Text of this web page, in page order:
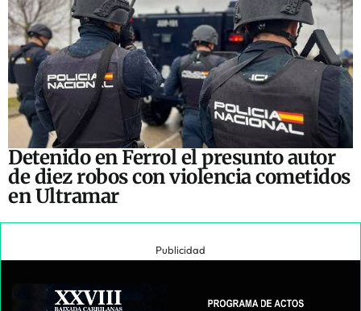
Detenido en Ferrol el presunto autor
de diez robos con violencia cometidos
en Ultramar
Publicidad